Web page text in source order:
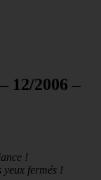
12/2006 –
!
yeux fermés !